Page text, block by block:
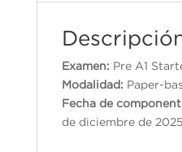
Examen: Pre A1
Modalidad: Paper-
Fecha de
de